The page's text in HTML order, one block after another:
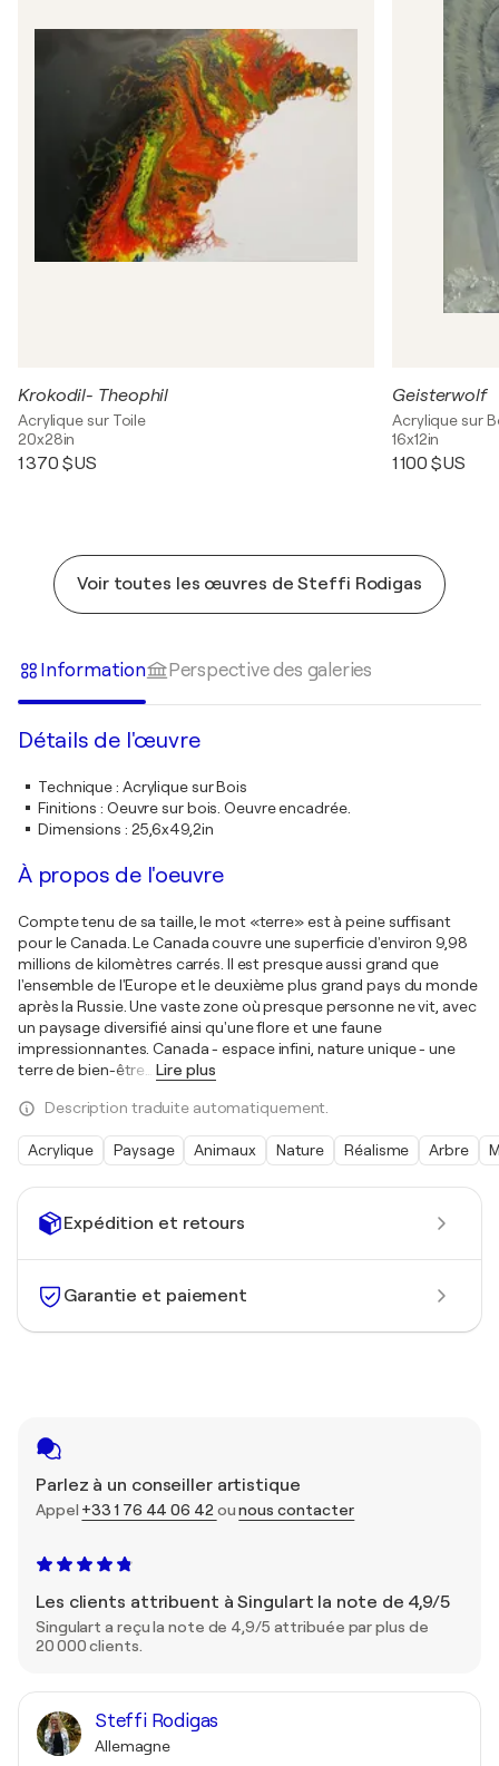
Expédition et retours
Garantie et paiement
Parlez à un conseiller artistique
Appel +33 1 76 44 06 42 ounous contacter
Les clients attribuent à Singulart la note de 4,9/5
Singulart a reçu la note de 4,9/5 attribuée par plus de
20 000 clients.
Steffi Rodigas
Allemagne
Krokodil- Theophil
Acrylique sur Toile
20x28in
1 370 $US
Geisterwolf
Acrylique sur
16x12in
1 100 $US
Voir toutes les œuvres de Steffi Rodigas
Information Perspective des galeries
Détails de l'œuvre
Technique: Acrylique sur Bois
Finitions : Oeuvre sur bois. Oeuvre encadrée.
Dimensions : 25,6x49,2in
À propos de l'oeuvre
Compte tenu de sa taille, le mot «terre» est à peine suffisant
pour le Canada. Le Canada couvre une superficie d'environ 9,98
millions de kilomètres carrés. Il est presque aussi grand que
l'ensemble de l'Europe et le deuxième plus grand pays du monde
après la Russie. Une vaste zone où presque personne ne vit, avec
un paysage diversifié ainsi qu'une flore et une faune
impressionnantes. Canada - espace infini, nature unique - une
terre de bien-être
Lire plus
Description traduite automatiquement.
Acrylique Paysage Animaux Nature Réalisme Arbre